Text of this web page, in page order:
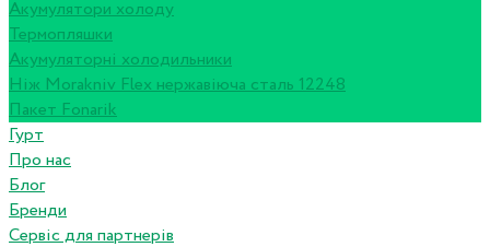
Акумулятори холоду
Термопляшки
Акумуляторні холодильники
Ніж Morakniv Flex нержавіюча сталь 12248
Пакет Fonarik
Гурт
Про нас
Блог
Бренди
Сервіс для партнерів